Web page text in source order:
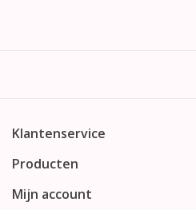
Klantenservice
Producten
Mijn account